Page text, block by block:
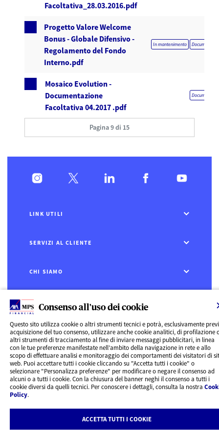
Consenso all'uso dei cookie
Questo sito utilizza cookie o altri strumenti tecnici e potrà, esclusivamente
acquisizione del tuo consenso, utilizzare anche cookie analitici, di profilazione
altri strumenti di tracciamento al fine di inviare messaggi pubblicitari, in linea
con le tue preferenze manifestate nell’ambito della navigazione in rete e allo
scopo di effettuare analisi e monitoraggio dei comportamenti dei visitatori di
web. Puoi accettare tutti i cookie cliccando su "Accetta tutti i cookie" o
selezionare "Personalizza preferenze" per modificare o negare il consenso ad
alcuni o a tutti i cookie. Con la chiusura del banner neghi il consenso a tutti i
cookie diversi da quelli tecnici. Per conoscere i dettagli, consulta la nostra
Policy.
ACCETTA TUTTI I COOKIE
Facoltativa_28.03.2016.pdf
Progetto Valore Welcome
Bonus - Globale Difensivo -
Regolamento del Fondo
Interno.pdf
In mantenimento
Mosaico Evolution -
Documentazione
Facoltativa 04.2017 .pdf
Pagina 9 di 15
LINK UTILI
SERVIZI AL CLIENTE
CHI SIAMO
CONTATTI
Rivedi le tue scelte sui Cookie
Cookie Policy
Informazioni legali
AXA MPS Financial DAC - VAT Number IE8293822E